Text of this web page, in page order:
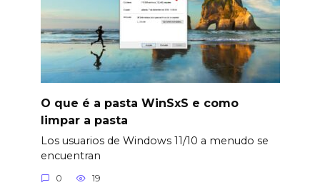
O que é a pasta WinSxS e como
limpar a pasta
Los usuarios de Windows 11/10 a menudo se
encuentran
0 19